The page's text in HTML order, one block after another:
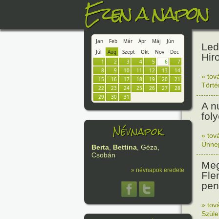
Ezen a napon
Jan Feb Már Ápr Máj
Jún
Júl
Aug Szept Okt Nov
Dec
1
2 3 4 5 6
7
8
9 10 11 12 13
14
15
16 17 18 19 20
21
22
23 24 25 26 27
28
29
30 31
Névnapok
Berta, Bettina, Géza,
Csobán
» névnapok eredete
»
A
»
»